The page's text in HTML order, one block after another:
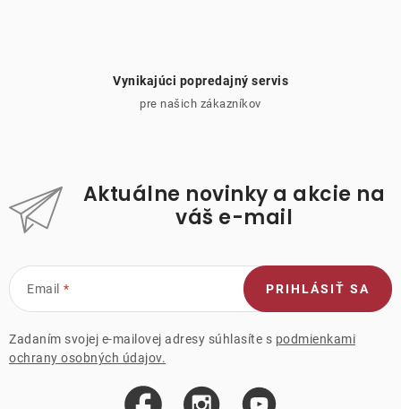
Vynikajúci popredajný servis
pre našich zákazníkov
Aktuálne novinky a akcie na
váš e-mail
Email
Zadaním svojej e-mailovej adresy súhlasíte s podmienkami
ochrany osobných údajov.
PRIHLÁSIŤ SA